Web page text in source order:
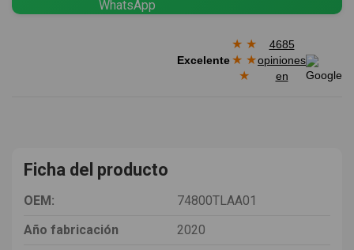
Excelente
★ ★
★ ★
★
4685
opiniones
en
Ficha del producto
OEM:
74800TLAA01
Año fabricación
2020